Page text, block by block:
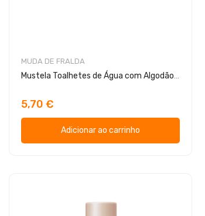
MUDA DE FRALDA
Mustela Toalhetes de Água com Algodão BIO 60 Toalhitas
5,70 €
Adicionar ao carrinho